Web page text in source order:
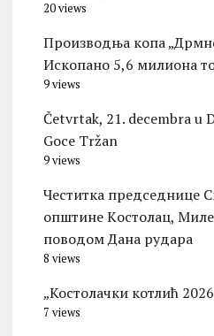
20 views
Производња копа
Ископано 5,6 милиона
9 views
Četvrtak, 21. decembra u
Goce Tržan
9 views
Честитка председнице
општине Kостолац,
поводом Дана рудара
8 views
„Костолачки котлић
7 views